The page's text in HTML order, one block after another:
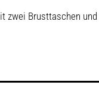
zwei Brusttaschen